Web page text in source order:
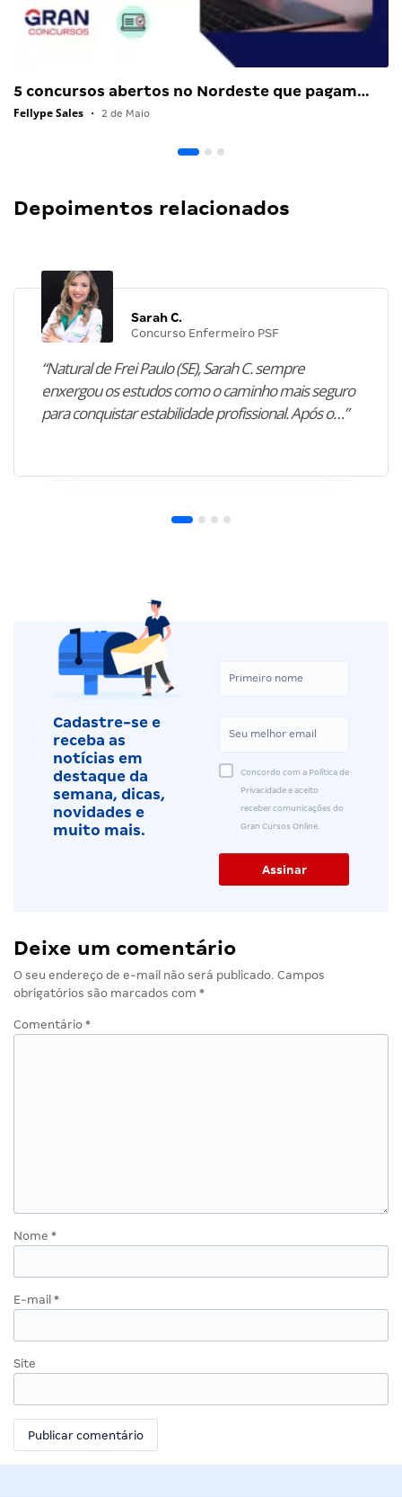
5 concursos abertos no Nordeste que pagam…
Fellype Sales • 2 de Maio
Depoimentos relacionados
Sarah C.
Concurso Enfermeiro PSF
“Natural de Frei Paulo (SE), Sarah C. sempre
enxergou os estudos como o caminho mais seguro
para conquistar estabilidade profissional. Após o…”
Cadastre-se e
receba as
notícias em
destaque da
semana, dicas,
novidades e
muito mais.
Concordo com a Política de
Privacidade e aceito
receber comunicações do
Gran Cursos Online.
Deixe um comentário
O seu endereço de e-mail não será publicado. Campos
obrigatórios são marcados com *
Comentário *
Nome *
E-mail *
Site